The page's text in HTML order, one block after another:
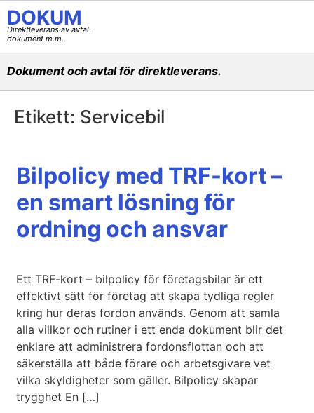
DOKUM
Direktleverans av avtal.
dokument m.m.
Dokument och avtal för direktleverans.
Etikett: Servicebil
Bilpolicy med TRF-kort –
en smart lösning för
ordning och ansvar
Ett TRF-kort – bilpolicy för företagsbilar är ett
effektivt sätt för företag att skapa tydliga regler
kring hur deras fordon används. Genom att samla
alla villkor och rutiner i ett enda dokument blir det
enklare att administrera fordonsflottan och att
säkerställa att både förare och arbetsgivare vet
vilka skyldigheter som gäller. Bilpolicy skapar
trygghet En […]